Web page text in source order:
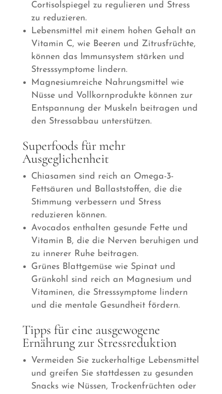
Cortisolspiegel zu regulieren und Stress
zu reduzieren.
Lebensmittel mit einem hohen Gehalt an
Vitamin C, wie Beeren und Zitrusfrüchte,
können das Immunsystem stärken und
Stresssymptome lindern.
Magnesiumreiche Nahrungsmittel wie
Nüsse und Vollkornprodukte können zur
Entspannung der Muskeln beitragen und
den Stressabbau unterstützen.
Superfoods für mehr
Ausgeglichenheit
Chiasamen sind reich an Omega-3-
Fettsäuren und Ballaststoffen, die die
Stimmung verbessern und Stress
reduzieren können.
Avocados enthalten gesunde Fette und
Vitamin B, die die Nerven beruhigen und
zu innerer Ruhe beitragen.
Grünes Blattgemüse wie Spinat und
Grünkohl sind reich an Magnesium und
Vitaminen, die Stresssymptome lindern
und die mentale Gesundheit fördern.
Tipps für eine ausgewogene
Ernährung zur Stressreduktion
Vermeiden Sie zuckerhaltige Lebensmittel
und greifen Sie stattdessen zu gesunden
Snacks wie Nüssen, Trockenfrüchten oder